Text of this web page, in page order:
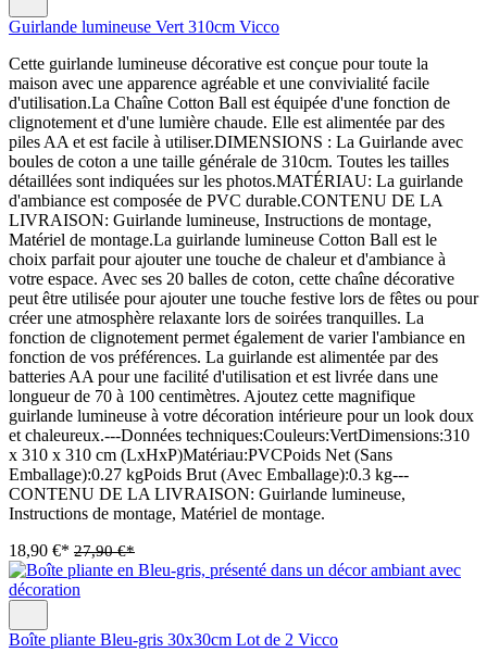
Guirlande lumineuse Vert 310cm Vicco
Cette guirlande lumineuse décorative est conçue pour toute la
maison avec une apparence agréable et une convivialité facile
d'utilisation.La Chaîne Cotton Ball est équipée d'une fonction de
clignotement et d'une lumière chaude. Elle est alimentée par des
piles AA et est facile à utiliser.DIMENSIONS : La Guirlande avec
boules de coton a une taille générale de 310cm. Toutes les tailles
détaillées sont indiquées sur les photos.MATÉRIAU: La guirlande
d'ambiance est composée de PVC durable.CONTENU DE LA
LIVRAISON: Guirlande lumineuse, Instructions de montage,
Matériel de montage.La guirlande lumineuse Cotton Ball est le
choix parfait pour ajouter une touche de chaleur et d'ambiance à
votre espace. Avec ses 20 balles de coton, cette chaîne décorative
peut être utilisée pour ajouter une touche festive lors de fêtes ou pour
créer une atmosphère relaxante lors de soirées tranquilles. La
fonction de clignotement permet également de varier l'ambiance en
fonction de vos préférences. La guirlande est alimentée par des
batteries AA pour une facilité d'utilisation et est livrée dans une
longueur de 70 à 100 centimètres. Ajoutez cette magnifique
guirlande lumineuse à votre décoration intérieure pour un look doux
et chaleureux.---Données techniques:Couleurs:VertDimensions:310
x 310 x 310 cm (LxHxP)Matériau:PVCPoids Net (Sans
Emballage):0.27 kgPoids Brut (Avec Emballage):0.3 kg---
CONTENU DE LA LIVRAISON: Guirlande lumineuse,
Instructions de montage, Matériel de montage.
18,90 €* 27,90 €*
Boîte pliante Bleu-gris 30x30cm Lot de 2 Vicco